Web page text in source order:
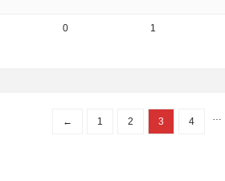
0 1
← 1 2 3 4 …